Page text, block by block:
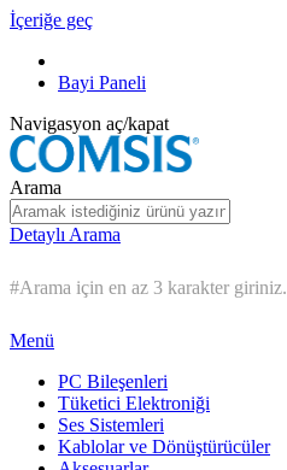
İçeriğe geç
Bayi Paneli
Navigasyon aç/kapat
Arama
Detaylı Arama
#Arama için en az 3 karakter giriniz.
Menü
PC Bileşenleri
Tüketici Elektroniği
Ses Sistemleri
Kablolar ve Dönüştürücüler